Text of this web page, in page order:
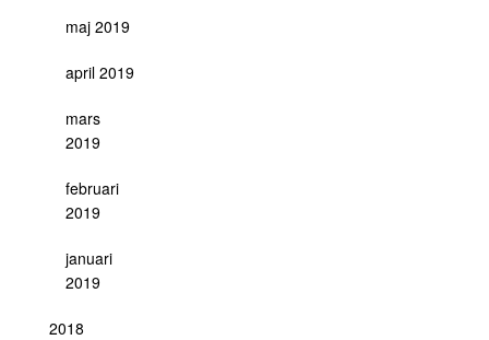
maj 2019
april 2019
mars
2019
februari
2019
januari
2019
2018